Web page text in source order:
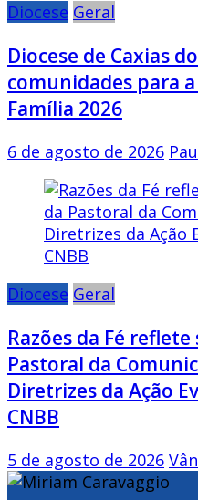
Diocese Geral
Diocese de Caxias
comunidades para
Família 2026
6 de agosto de 2026
Diocese Geral
Razões da Fé
Pastoral da
Diretrizes da Ação
CNBB
5 de agosto de 2026